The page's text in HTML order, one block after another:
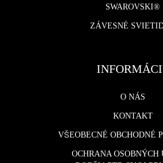
SWAROVSKI®
ZÁVESNÉ
O NÁS
KONTAKT
VŠEOBECNÉ OBCHODNÉ
OCHRANA OSOBNÝCH